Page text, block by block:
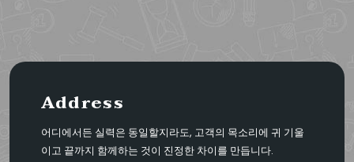
Address
어디에서든 실력은 동일할지라도, 고객의 목소리에 귀 기울
이고 끝까지 함께하는 것이 진정한 차이를 만듭니다.